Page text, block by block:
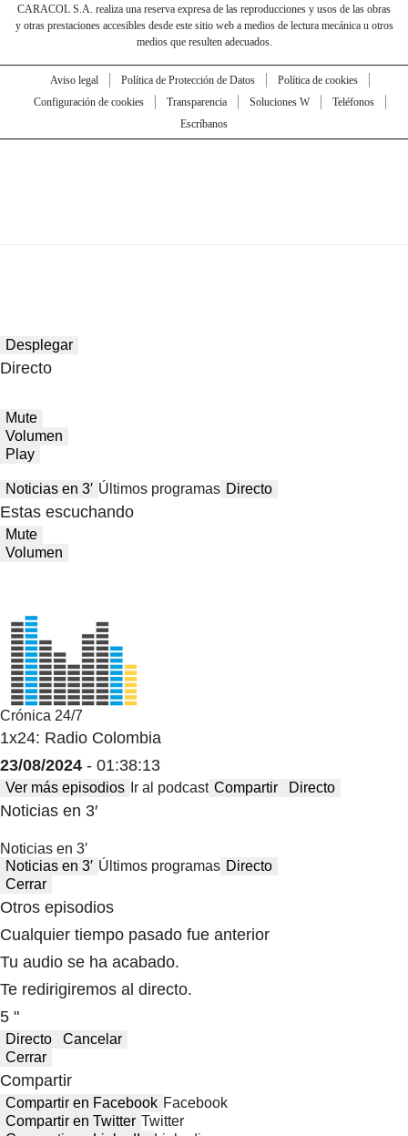
CARACOL S.A. realiza una reserva expresa de las reproducciones y usos de las obras
y otras prestaciones accesibles desde este sitio web a medios de lectura mecánica u otros
medios que resulten adecuados.
Aviso legal Política de Protección de Datos
Política de cookies
Configuración de cookies
Transparencia Soluciones W
Teléfonos
Escríbanos
Desplegar
Directo
Mute
Volumen
Play
Noticias en 3′ Últimos programas Directo
Estas escuchando
Mute
Volumen
Crónica 24/7
1x24: Radio Colombia
23/08/2024 - 01:38:13
Ver más episodios Ir al podcast Compartir Directo
Noticias en 3′
Noticias en 3′
Noticias en 3′ Últimos programas Directo
Cerrar
Otros episodios
Cualquier tiempo pasado fue anterior
Tu audio se ha acabado.
Te redirigiremos al directo.
5 "
Directo
Cancelar
Cerrar
Compartir
Compartir en Facebook Facebook
Compartir en Twitter Twitter